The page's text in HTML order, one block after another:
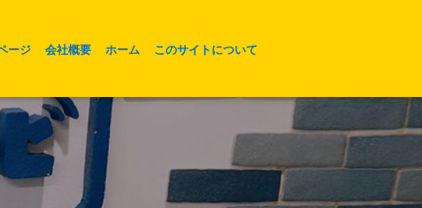
ージ 会社概要 ホーム このサイトについて